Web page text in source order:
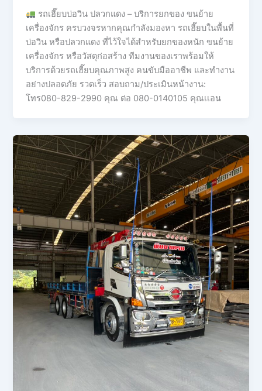
รถเฮี๊ยบบ่อวิน ปลวกแดง – บริการยกของ ขนย้าย
เครื่องจักร ครบวงจรหากคุณกำลังมองหา รถเฮี๊ยบในพื้นที่
บ่อวิน หรือปลวกแดง ที่ไว้ใจได้สำหรับยกของหนัก ขนย้าย
เครื่องจักร หรือวัสดุก่อสร้าง ทีมงานของเราพร้อมให้
บริการด้วยรถเฮี๊ยบคุณภาพสูง คนขับมืออาชีพ และทำงาน
อย่างปลอดภัย รวดเร็ว สอบถาม/ประเมินหน้างาน:
โทร080-829-2990 คุณ ต่อ 080-0140105 คุณเเอน